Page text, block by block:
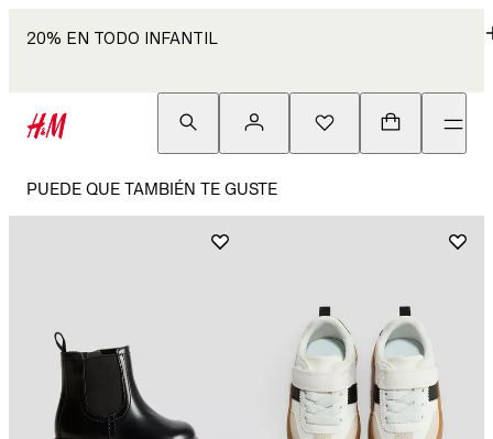
20% EN TODO INFANTIL
PUEDE QUE TAMBIÉN TE GUSTE